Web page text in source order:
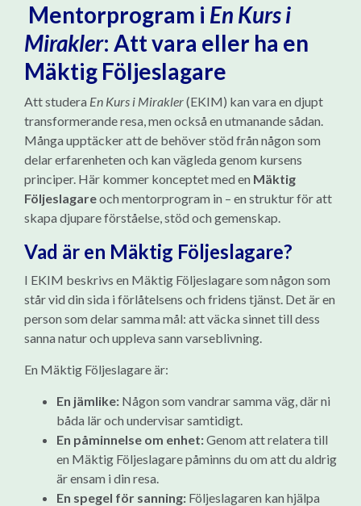
Mentorprogram i En Kurs i
Mirakler: Att vara eller ha en
Mäktig Följeslagare
Att studera En Kurs i Mirakler(EKIM) kan vara en djupt
transformerande resa, men också en utmanande sådan.
Många upptäcker att de behöver stöd från någon som
delar erfarenheten och kan vägleda genom kursens
principer. Här kommer konceptet med en Mäktig
Följeslagareoch mentorprogram in – en struktur för att
skapa djupare förståelse, stöd och gemenskap.
Vad är en Mäktig Följeslagare?
I EKIM beskrivs en Mäktig Följeslagare som någon som
står vid din sida i förlåtelsens och fridens tjänst. Det är en
person som delar samma mål: att väcka sinnet till dess
sanna natur och uppleva sann varseblivning.
En Mäktig Följeslagare är:
En jämlike: Någon som vandrar samma väg, där ni
båda lär och undervisar samtidigt.
En påminnelse om enhet:Genom att relatera till
en Mäktig Följeslagare påminns du om att du aldrig
är ensam i din resa.
En spegel för sanning: Följeslagaren kan hjälpa